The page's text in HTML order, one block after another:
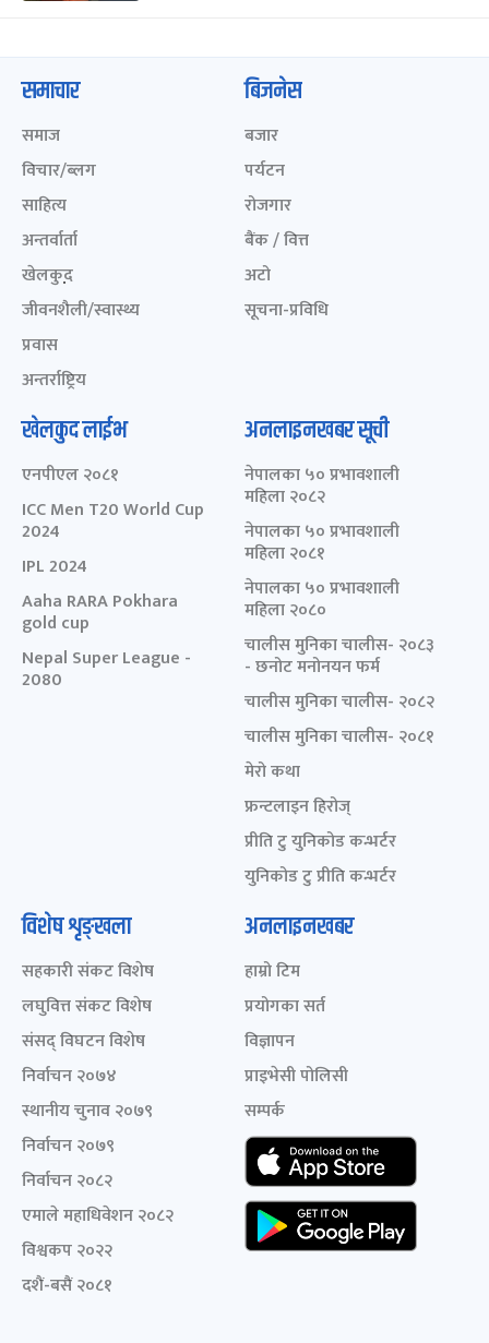
समाचार
समाज
विचार/ब्लग
साहित्य
अन्तर्वार्ता
खेलकुद़़
जीवनशैली/स्वास्थ्य
प्रवास
अन्तर्राष्ट्रिय
बिजनेस
बजार
पर्यटन
रोजगार
बैंक / वित्त
अटो
सूचना-प्रविधि
खेलकुद लाईभ
एनपीएल २०८१
ICC Men T20 World Cup
2024
IPL 2024
Aaha RARA Pokhara
gold cup
Nepal Super League -
2080
अनलाइनखबर सूची
नेपालका ५० प्रभावशाली
महिला २०८२
नेपालका ५० प्रभावशाली
महिला २०८१
नेपालका ५० प्रभावशाली
महिला २०८०
चालीस मुनिका चालीस- २०८३
- छनोट मनोनयन फर्म
चालीस मुनिका चालीस- २०८२
चालीस मुनिका चालीस- २०८१
मेरो कथा
फ्रन्टलाइन हिरोज्
प्रीति टु युनिकोड कन्भर्टर
युनिकोड टु प्रीति कन्भर्टर
विशेष शृङ्खला
सहकारी संकट विशेष
लघुवित्त संकट विशेष
संसद् विघटन विशेष
निर्वाचन २०७४
स्थानीय चुनाव २०७९
निर्वाचन २०७९
निर्वाचन २०८२
एमाले महाधिवेशन २०८२
विश्वकप २०२२
दशैं-बसैं २०८१
अनलाइनखबर
हाम्रो टिम
प्रयोगका सर्त
विज्ञापन
प्राइभेसी पोलिसी
सम्पर्क